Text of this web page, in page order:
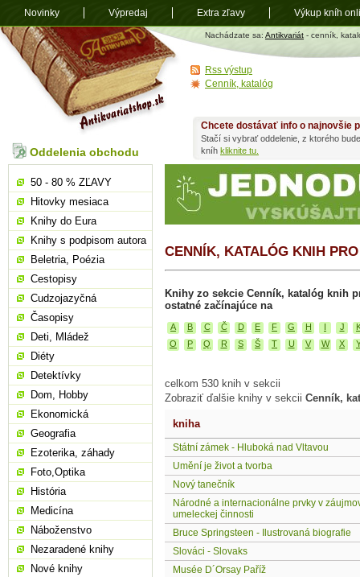
Antikvariát
shop.sk
Nachádzate sa: Antikvariát - cenník,
CENNÍK, KATALÓG KNIH
Knihy zo sekcie Cenník, katalóg knih
ostatné začínajúce na
A B C Č D E F G H J
O
P Q R S Š T U V W X
celkom 530 knih v sekcii
Zobraziť ďalšie knihy v sekcii Cenník,
kniha
Státní zámek - Hluboká nad Vltavou
Umění je život a tvorba
Nový tanečník
Národné a internacionálne prvky v
umeleckej činnosti
Bruce Springsteen - Ilustrovaná biografie
Slováci - Slovaks
Musée D´Orsay Paříž
Chcete dostávať info o najnovšie
Stačí si vybrať oddelenie, z ktorého
kníh kliknite tu.
Oddelenia obchodu
50 - 80 % ZĽAVY
Hitovky mesiaca
Knihy do Eura
Knihy s podpisom autora
Beletria, Poézia
Cestopisy
Cudzojazyčná
Časopisy
Deti, Mládež
Diéty
Detektívky
Dom, Hobby
Ekonomická
Geografia
Ezoterika, záhady
Foto,Optika
História
Medicína
Náboženstvo
Nezaradené knihy
Nové knihy
Rss výstup
Cenník, katalóg
Novinky Výpredaj Extra zľavy Výkup kníh